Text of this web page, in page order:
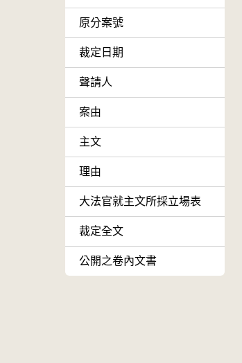
原分案號
裁定日期
聲請人
案由
主文
理由
大法官就主文所採立場表
裁定全文
公開之卷內文書